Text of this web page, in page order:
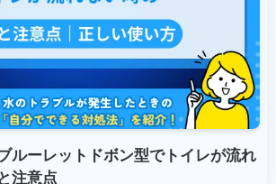
ルーレットドボン型でトイレが流れ
注意点